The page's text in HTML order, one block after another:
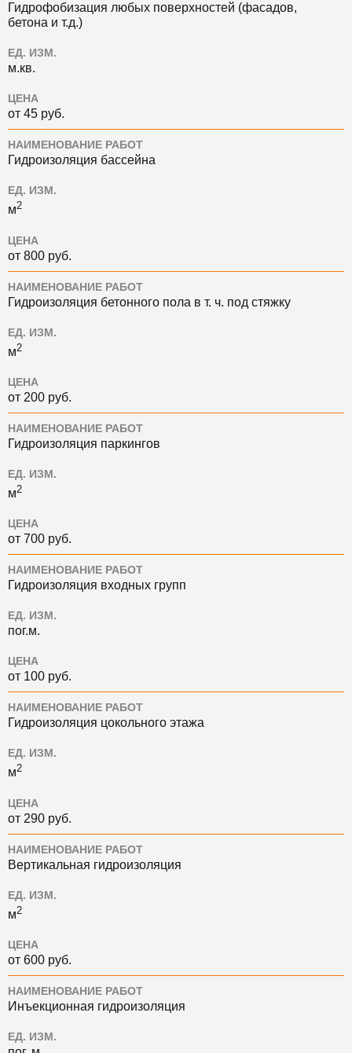
Гидрофобизация любых поверхностей (фасадов,
бетона и т.д.)
ЕД. ИЗМ.
м.кв.
ЦЕНА
от 45 руб.
НАИМЕНОВАНИЕ РАБОТ
Гидроизоляция бассейна
ЕД. ИЗМ.
м2
ЦЕНА
от 800 руб.
НАИМЕНОВАНИЕ РАБОТ
Гидроизоляция бетонного пола в т. ч. под стяжку
ЕД. ИЗМ.
м2
ЦЕНА
от 200 руб.
НАИМЕНОВАНИЕ РАБОТ
Гидроизоляция паркингов
ЕД. ИЗМ.
м2
ЦЕНА
от 700 руб.
НАИМЕНОВАНИЕ РАБОТ
Гидроизоляция входных групп
ЕД. ИЗМ.
пог.м.
ЦЕНА
от 100 руб.
НАИМЕНОВАНИЕ РАБОТ
Гидроизоляция цокольного этажа
ЕД. ИЗМ.
м2
ЦЕНА
от 290 руб.
НАИМЕНОВАНИЕ РАБОТ
Вертикальная гидроизоляция
ЕД. ИЗМ.
м2
ЦЕНА
от 600 руб.
НАИМЕНОВАНИЕ РАБОТ
Инъекционная гидроизоляция
ЕД. ИЗМ.